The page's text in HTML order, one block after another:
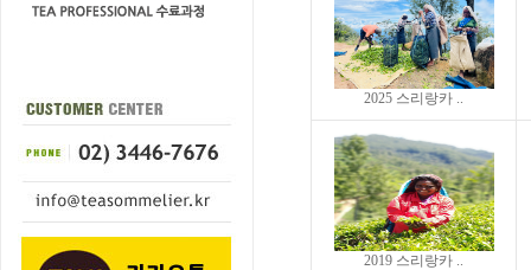
2025 스리랑카 ..
2019 스리랑카 ..